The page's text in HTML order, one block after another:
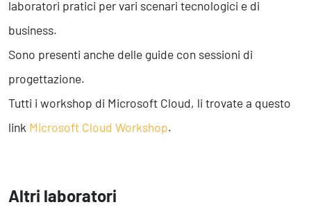
laboratori pratici per vari scenari tecnologici e di
business.
Sono presenti anche delle guide con sessioni di
progettazione.
Tutti i workshop di Microsoft Cloud, li trovate a questo
link Microsoft Cloud Workshop.
Altri laboratori